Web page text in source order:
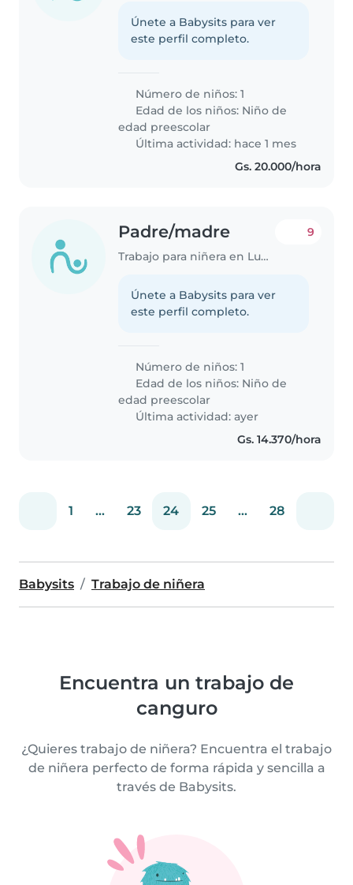
Únete a Babysits para ver
este perfil completo.
Número de niños: 1
Edad de los niños: Niño de
edad preescolar
Última actividad: hace 1 mes
Gs. 20.000/hora
Padre/madre
Trabajo para niñera en Luque
9
Únete a Babysits para ver
este perfil completo.
Número de niños: 1
Edad de los niños: Niño de
edad preescolar
Última actividad: ayer
Gs. 14.370/hora
1 ... 23 24 25 ... 28
Babysits Trabajo de niñera
Encuentra un trabajo de
canguro
¿Quieres trabajo de niñera? Encuentra el trabajo
de niñera perfecto de forma rápida y sencilla a
través de Babysits.